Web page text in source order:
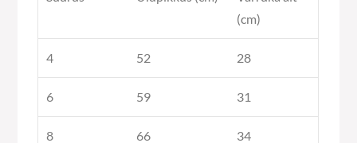
(cm)
4 52 28
6 59 31
8 66 34